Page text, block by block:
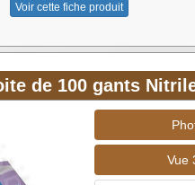
Voir cette fiche produit
de 100 gants
Vue